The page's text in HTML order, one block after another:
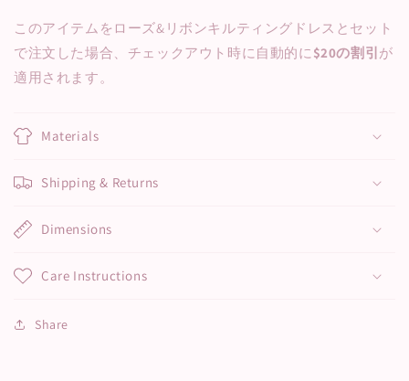
このアイテムをローズ&リボンキルティングドレスとセット
で注文した場合、チェックアウト時に自動的に $20の割引が
適用されます。
Materials
Shipping & Returns
Dimensions
Care Instructions
Share